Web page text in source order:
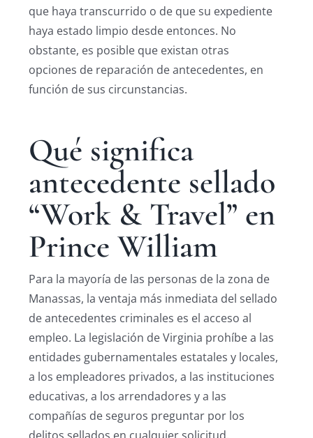
que haya transcurrido o de que su expediente
haya estado limpio desde entonces. No
obstante, es posible que existan otras
opciones de reparación de antecedentes, en
función de sus circunstancias.
Qué significa
antecedente sellado
“Work & Travel” en
Prince William
Para la mayoría de las personas de la zona de
Manassas, la ventaja más inmediata del sellado
de antecedentes criminales es el acceso al
empleo. La legislación de Virginia prohíbe a las
entidades gubernamentales estatales y locales,
a los empleadores privados, a las instituciones
educativas, a los arrendadores y a las
compañías de seguros preguntar por los